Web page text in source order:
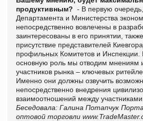
продуктивным? - В первую
Департамента и Министерства
непосредственно вовлечены в
заинтересованы в его принятии,
присутствие представителей
профильных Комитетов и Инспекции.
основную роль мы отводим мнениям
участников рынка – ключевых
Именно они должны озвучить
непосредственно внедрения
взаимоотношений между
Беседовала: Галина Потапчук
оптовой торговли